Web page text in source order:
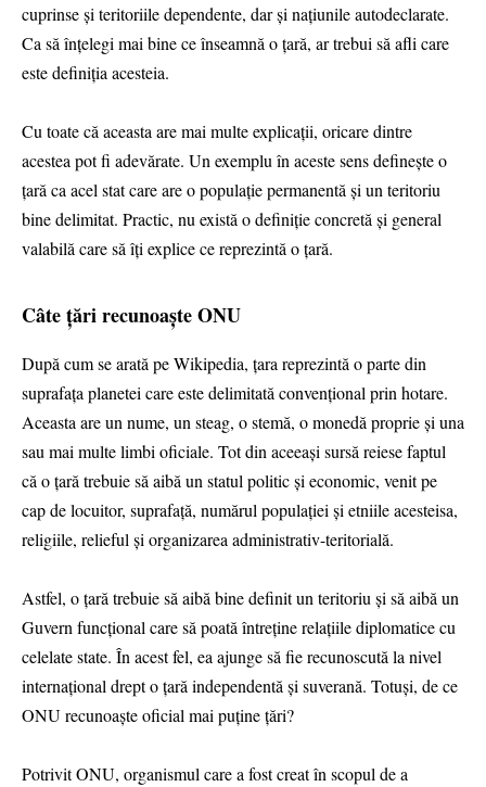
cuprinse și teritoriile dependente, dar și națiunile autodeclarate.
Ca să înțelegi mai bine ce înseamnă o țară, ar trebui să afli care
este definiția acesteia.
Cu toate că aceasta are mai multe explicații, oricare dintre
acestea pot fi adevărate. Un exemplu în aceste sens definește o
țară ca acel stat care are o populație permanentă și un teritoriu
bine delimitat. Practic, nu există o definiție concretă și general
valabilă care să îți explice ce reprezintă o țară.
Câte țări recunoaște ONU
După cum se arată pe Wikipedia, țara reprezintă o parte din
suprafața planetei care este delimitată convențional prin hotare.
Aceasta are un nume, un steag, o stemă, o monedă proprie și una
sau mai multe limbi oficiale. Tot din aceeași sursă reiese faptul
că o țară trebuie să aibă un statul politic și economic, venit pe
cap de locuitor, suprafață, numărul populației și etniile acesteisa,
religiile, relieful și organizarea administrativ-teritorială.
Astfel, o țară trebuie să aibă bine definit un teritoriu și să aibă un
Guvern funcțional care să poată întreține relațiile diplomatice cu
celelate state. În acest fel, ea ajunge să fie recunoscută la nivel
internațional drept o țară independentă și suverană. Totuși, de ce
ONU recunoaște oficial mai puține țări?
Potrivit ONU, organismul care a fost creat în scopul de a